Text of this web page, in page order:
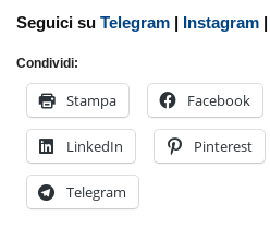
Seguici suTelegram | Instagram |
Condividi:
Stampa Facebook
LinkedIn Pinterest
Telegram